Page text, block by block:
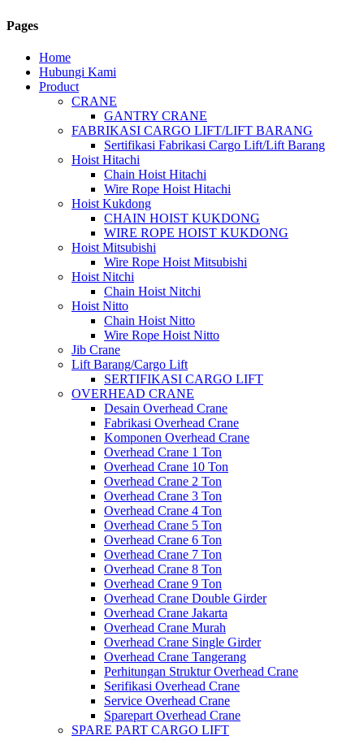
Pages
Home
Hubungi Kami
Product
CRANE
GANTRY CRANE
FABRIKASI CARGO LIFT/LIFT BARANG
Sertifikasi Fabrikasi Cargo Lift/Lift Barang
Hoist Hitachi
Chain Hoist Hitachi
Wire Rope Hoist Hitachi
Hoist Kukdong
CHAIN HOIST KUKDONG
WIRE ROPE HOIST KUKDONG
Hoist Mitsubishi
Wire Rope Hoist Mitsubishi
Hoist Nitchi
Chain Hoist Nitchi
Hoist Nitto
Chain Hoist Nitto
Wire Rope Hoist Nitto
Jib Crane
Lift Barang/Cargo Lift
SERTIFIKASI CARGO LIFT
OVERHEAD CRANE
Desain Overhead Crane
Fabrikasi Overhead Crane
Komponen Overhead Crane
Overhead Crane 1 Ton
Overhead Crane 10 Ton
Overhead Crane 2 Ton
Overhead Crane 3 Ton
Overhead Crane 4 Ton
Overhead Crane 5 Ton
Overhead Crane 6 Ton
Overhead Crane 7 Ton
Overhead Crane 8 Ton
Overhead Crane 9 Ton
Overhead Crane Double Girder
Overhead Crane Jakarta
Overhead Crane Murah
Overhead Crane Single Girder
Overhead Crane Tangerang
Perhitungan Struktur Overhead Crane
Serifikasi Overhead Crane
Service Overhead Crane
Sparepart Overhead Crane
SPARE PART CARGO LIFT